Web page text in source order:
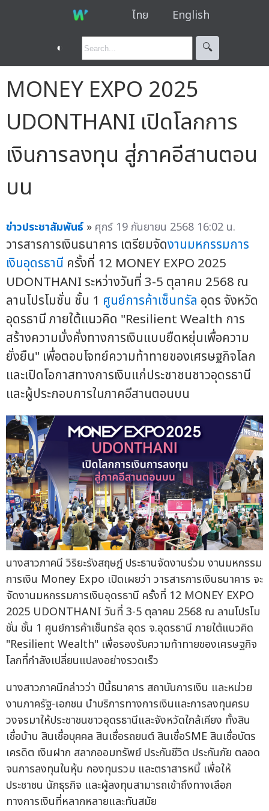
ไทย English
◐ 🔍︎
MONEY EXPO 2025
UDONTHANI เปิดโลกการ
เงินการลงทุน สู่ภาคอีสานตอน
บน
ข่าวประชาสัมพันธ์ » ศุกร์ 19 กันยายน 2568 16:02 น.
วารสารการเงินธนาคาร เตรียมจัดงานมหกรรมการ
เงินอุดรธานี ครั้งที่ 12 MONEY EXPO 2025
UDONTHANI ระหว่างวันที่ 3-5 ตุลาคม 2568 ณ
ลานโปรโมชั่น ชั้น 1 ศูนย์การค้าเซ็นทรัล อุดร จังหวัด
อุดรธานี ภายใต้แนวคิด "Resilient Wealth การ
สร้างความมั่งคั่งทางการเงินแบบยืดหยุ่นเพื่อความ
ยั่งยืน" เพื่อตอบโจทย์ความท้าทายของเศรษฐกิจโลก
และเปิดโอกาสทางการเงินแก่ประชาชนชาวอุดรธานี
และผู้ประกอบการในภาคอีสานตอนบน
นางสาวภาคนี วิริยะรังสฤษฎ์ ประธานจัดงานร่วม งานมหกรรม
การเงิน Money Expo เปิดเผยว่า วารสารการเงินธนาคาร จะ
จัดงานมหกรรมการเงินอุดรธานี ครั้งที่ 12 MONEY EXPO
2025 UDONTHANI วันที่ 3-5 ตุลาคม 2568 ณ ลานโปรโม
ชั่น ชั้น 1 ศูนย์การค้าเซ็นทรัล อุดร จ.อุดรธานี ภายใต้แนวคิด
"Resilient Wealth" เพื่อรองรับความท้าทายของเศรษฐกิจ
โลกที่กำลังเปลี่ยนแปลงอย่างรวดเร็ว
นางสาวภาคนีกล่าวว่า ปีนี้ธนาคาร สถาบันการเงิน และหน่วย
งานภาครัฐ-เอกชน นำบริการทางการเงินและการลงทุนครบ
วงจรมาให้ประชาชนชาวอุดรธานีและจังหวัดใกล้เคียง ทั้งสิน
เชื่อบ้าน สินเชื่อบุคคล สินเชื่อรถยนต์ สินเชื่อSME สินเชื่อบัตร
เครดิต เงินฝาก สลากออมทรัพย์ ประกันชีวิต ประกันภัย ตลอด
จนการลงทุนในหุ้น กองทุนรวม และตราสารหนี้ เพื่อให้
ประชาชน นักธุรกิจ และผู้ลงทุนสามารถเข้าถึงทางเลือก
ทางการเงินที่หลากหลายและทันสมัย